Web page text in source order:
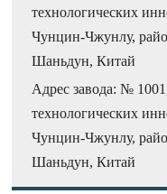
технологических
Чунцин-Чжунлу,
Шаньдун, Китай
Адрес завода: №
технологических
Чунцин-Чжунлу,
Шаньдун, Китай